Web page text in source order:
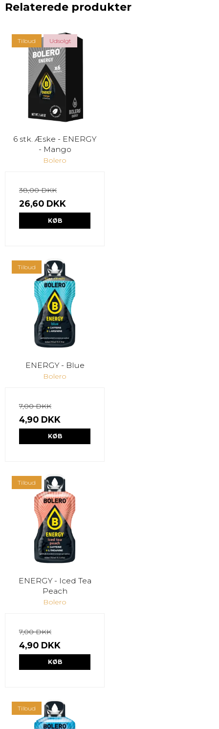
Relaterede produkter
Tilbud Udsolgt
6 stk. Æske - ENERGY
- Mango
Bolero
38,00 DKK
26,60 DKK
KØB
Tilbud
ENERGY - Blue
Bolero
7,00 DKK
4,90 DKK
KØB
Tilbud
ENERGY - Iced Tea
Peach
Bolero
7,00 DKK
4,90 DKK
KØB
Tilbud